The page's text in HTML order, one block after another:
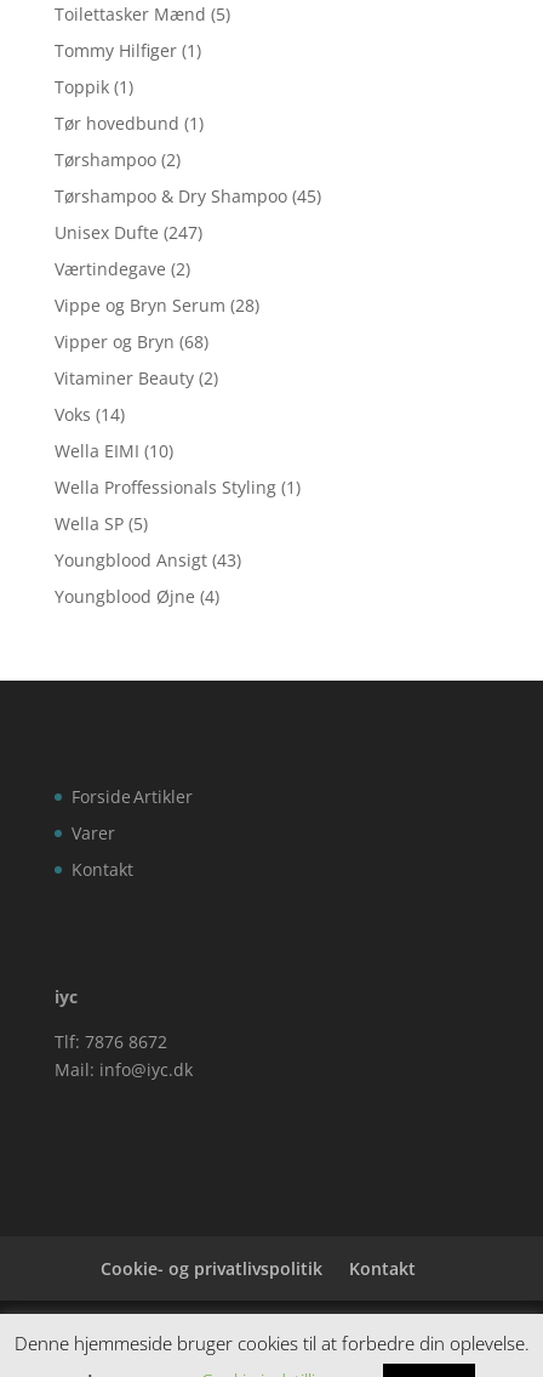
Toilettasker Mænd (5)
Tommy Hilfiger (1)
Toppik (1)
Tør hovedbund (1)
Tørshampoo (2)
Tørshampoo & Dry Shampoo (45)
Unisex Dufte (247)
Værtindegave (2)
Vippe og Bryn Serum (28)
Vipper og Bryn (68)
Vitaminer Beauty (2)
Voks (14)
Wella EIMI (10)
Wella Proffessionals Styling (1)
Wella SP (5)
Youngblood Ansigt (43)
Youngblood Øjne (4)
Forside
Varer
Kontakt
Artikler
iyc
Tlf: 7876 8672
Mail: info@iyc.dk
Cookie- og privatlivspolitik Kontakt
Denne hjemmeside samler et bredt udvalg af
spændende varer. Siden er et affiiliatesite, og nogle
Denne hjemmeside bruger cookies til at forbedre din oplevelse.